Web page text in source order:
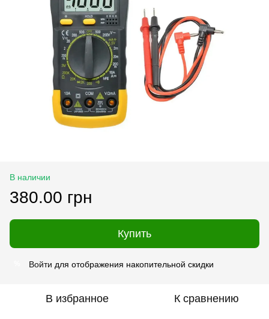
В наличии
380.00 грн
Купить
Войти для отображения накопительной скидки
В избранное К сравнению